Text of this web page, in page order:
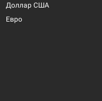
Доллар США
Евро